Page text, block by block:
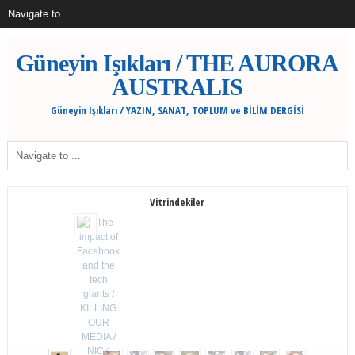
Güneyin Işıkları / THE AURORA
AUSTRALIS
Güneyin Işıkları / YAZIN, SANAT, TOPLUM ve BİLİM DERGİSİ
Vitrindekiler